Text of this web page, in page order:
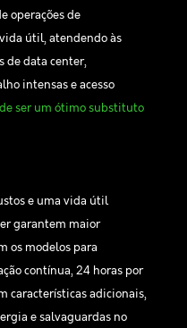
operações de
útil, atendendo às
de data center,
intensas e acesso
ser um ótimo substituto
e uma vida útil
garantem maior
os modelos para
contínua, 24 horas por
características adicionais,
e salvaguardas no